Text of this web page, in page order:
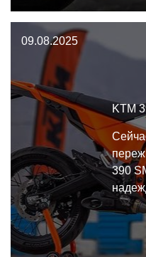
09.08.2025
KTM
390
для